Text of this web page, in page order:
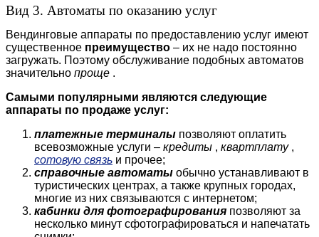
Вид 3. Автоматы по оказанию услуг
Вендинговые аппараты по предоставлению услуг имеют
существенное преимущество – их не надо постоянно
загружать. Поэтому обслуживание подобных автоматов
значительно проще .
Самыми популярными являются следующие
аппараты по продаже услуг:
платежные терминалы позволяют оплатить
всевозможные услуги – кредиты , квартплату ,
сотовую связь и прочее;
справочные автоматы обычно устанавливают в
туристических центрах, а также крупных городах,
многие из них связываются с интернетом;
кабинки для фотографирования позволяют за
несколько минут сфотографироваться и напечатать